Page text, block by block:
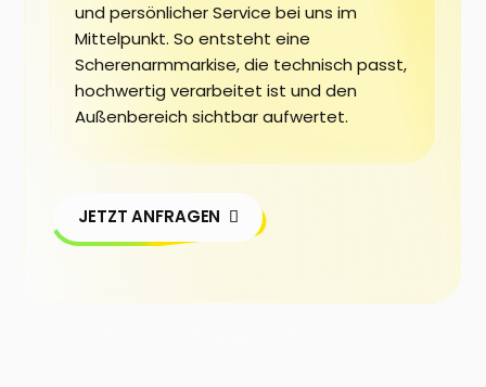
und persönlicher Service bei uns im
Mittelpunkt. So entsteht eine
Scherenarmmarkise, die technisch passt,
hochwertig verarbeitet ist und den
Außenbereich sichtbar aufwertet.
JETZT ANFRAGEN